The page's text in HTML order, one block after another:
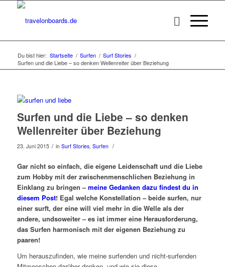
Du bist hier: Startseite / Surfen / Surf Stories /
Surfen und die Liebe – so denken Wellenreiter über Beziehung
Surfen und die Liebe – so denken
Wellenreiter über Beziehung
23. Juni 2015 / in Surf Stories, Surfen /
Gar nicht so einfach, die eigene Leidenschaft und die Liebe
zum Hobby mit der zwischenmenschlichen Beziehung in
Einklang zu bringen –meine Gedanken dazu findest du in
diesem Post! Egal welche Konstellation – beide surfen, nur
einer surft, der eine will viel mehr in die Welle als der
andere, undsoweiter – es ist immer eine Herausforderung,
das Surfen harmonisch mit der eigenen Beziehung zu
paaren!
Um herauszufinden, wie meine surfenden und nicht-surfenden